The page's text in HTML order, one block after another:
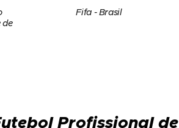
de
Fifa - Brasil
Profissional de